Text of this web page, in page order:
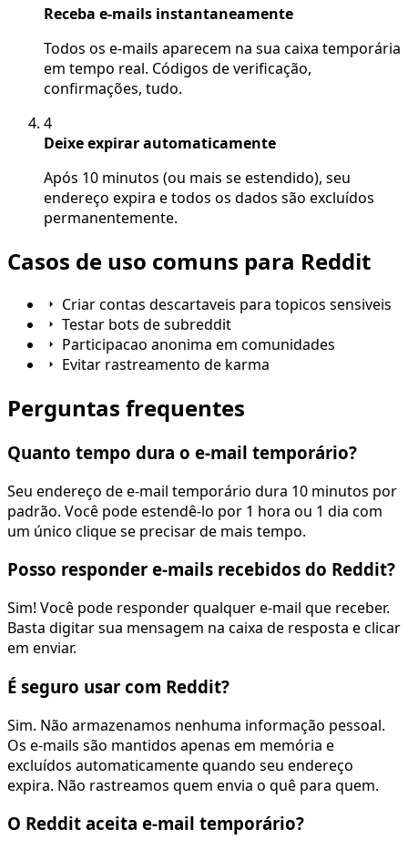
Receba e-mails instantaneamente
Todos os e-mails aparecem na sua caixa temporária
em tempo real. Códigos de verificação,
confirmações, tudo.
4
Deixe expirar automaticamente
Após 10 minutos (ou mais se estendido), seu
endereço expira e todos os dados são excluídos
permanentemente.
Casos de uso comuns para Reddit
Criar contas descartaveis para topicos sensiveis
Testar bots de subreddit
Participacao anonima em comunidades
Evitar rastreamento de karma
Perguntas frequentes
Quanto tempo dura o e-mail temporário?
Seu endereço de e-mail temporário dura 10 minutos por
padrão. Você pode estendê-lo por 1 hora ou 1 dia com
um único clique se precisar de mais tempo.
Posso responder e-mails recebidos do Reddit?
Sim! Você pode responder qualquer e-mail que receber.
Basta digitar sua mensagem na caixa de resposta e clicar
em enviar.
É seguro usar com Reddit?
Sim. Não armazenamos nenhuma informação pessoal.
Os e-mails são mantidos apenas em memória e
excluídos automaticamente quando seu endereço
expira. Não rastreamos quem envia o quê para quem.
O Reddit aceita e-mail temporário?